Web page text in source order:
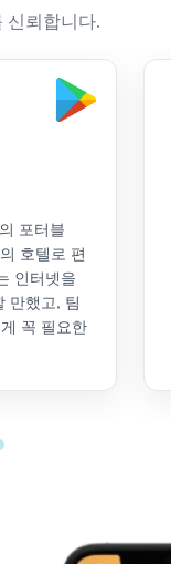
신뢰합니다.
포터블
호텔로 편
인터넷을
만했고, 팀
꼭 필요한